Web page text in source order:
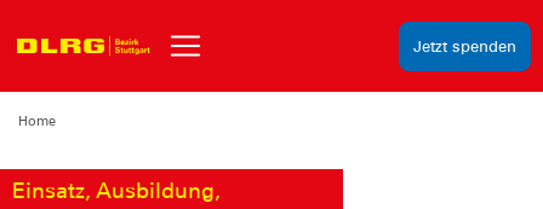
Jetzt spenden
Home
Einsatz, Ausbildung,